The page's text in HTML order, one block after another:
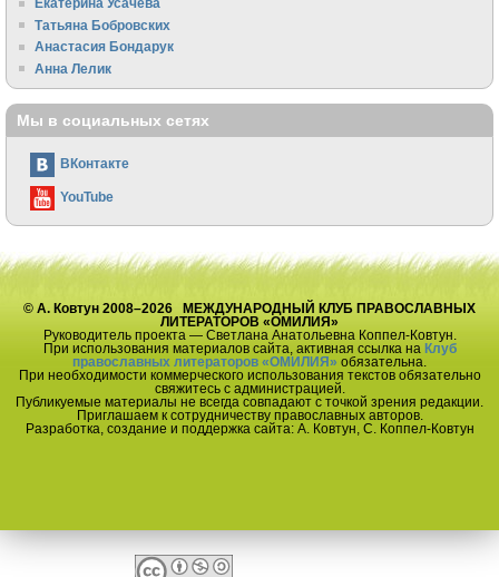
Екатерина Усачева
Татьяна Бобровских
Анастасия Бондарук
Анна Лелик
Мы в социальных сетях
ВКонтакте
YouTube
© А. Ковтун 2008–2026 МЕЖДУНАРОДНЫЙ КЛУБ ПРАВОСЛАВНЫХ
ЛИТЕРАТОРОВ «ОМИЛИЯ»
Руководитель проекта — Светлана Анатольевна Коппел-Ковтун.
При использования материалов сайта, активная ссылка на Клуб
православных литераторов «ОМИЛИЯ» обязательна.
При необходимости коммерческого использования текстов обязательно
свяжитесь с администрацией.
Публикуемые материалы не всегда совпадают с точкой зрения редакции.
Приглашаем к сотрудничеству православных авторов.
Разработка, создание и поддержка сайта: А. Ковтун, С. Коппел-Ковтун